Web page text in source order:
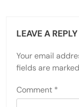
LEAVE A REPLY
Your email
fields are marked
Comment *